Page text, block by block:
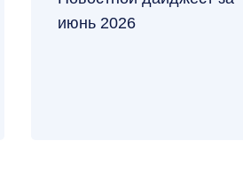
июнь 2026